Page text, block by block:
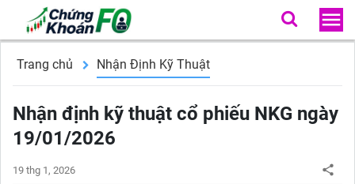
Trang chủ Nhận Định Kỹ Thuật
Nhận định kỹ thuật cổ phiếu NKG ngày
19/01/2026
19 thg 1, 2026